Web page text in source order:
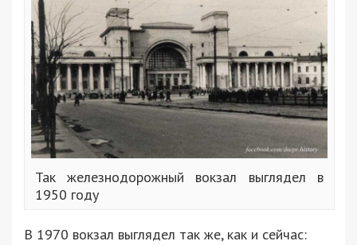
Так железнодорожный вокзал выглядел в
1950 году
В 1970 вокзал выглядел так же, как и сейчас: